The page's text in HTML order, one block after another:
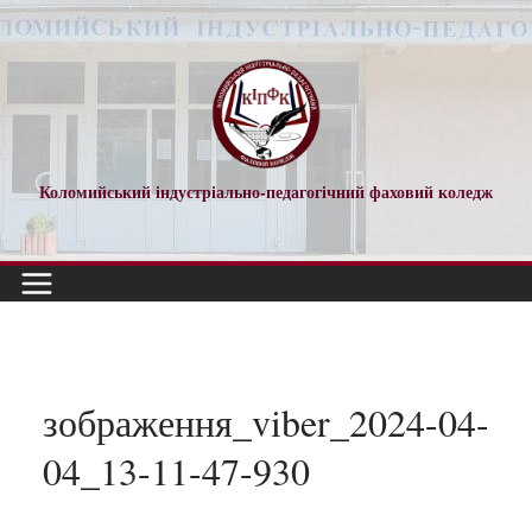
Перейти
до
Коломийський індустріально-педагогічний фаховий коледж
зображення_viber_2024-04-
04_13-11-47-930